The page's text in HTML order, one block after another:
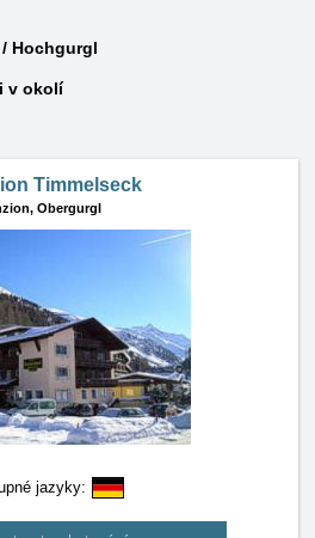
Hochgurgl
v okolí
Timmelseck
Obergurgl
jazyky: